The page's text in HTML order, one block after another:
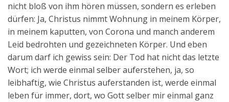
nicht bloß von ihm hören müssen, sondern es erleben
dürfen: Ja, Christus nimmt Wohnung in meinem Körper,
in meinem kaputten, von Corona und manch anderem
Leid bedrohten und gezeichneten Körper. Und eben
darum darf ich gewiss sein: Der Tod hat nicht das letzte
Wort; ich werde einmal selber auferstehen, ja, so
leibhaftig, wie Christus auferstanden ist, werde einmal
leben für immer, dort, wo Gott selber mir einmal ganz